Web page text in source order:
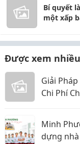
Bí quyết
một xấp
Được xem nhiều
Giải
Chi Phí
Minh
dựng